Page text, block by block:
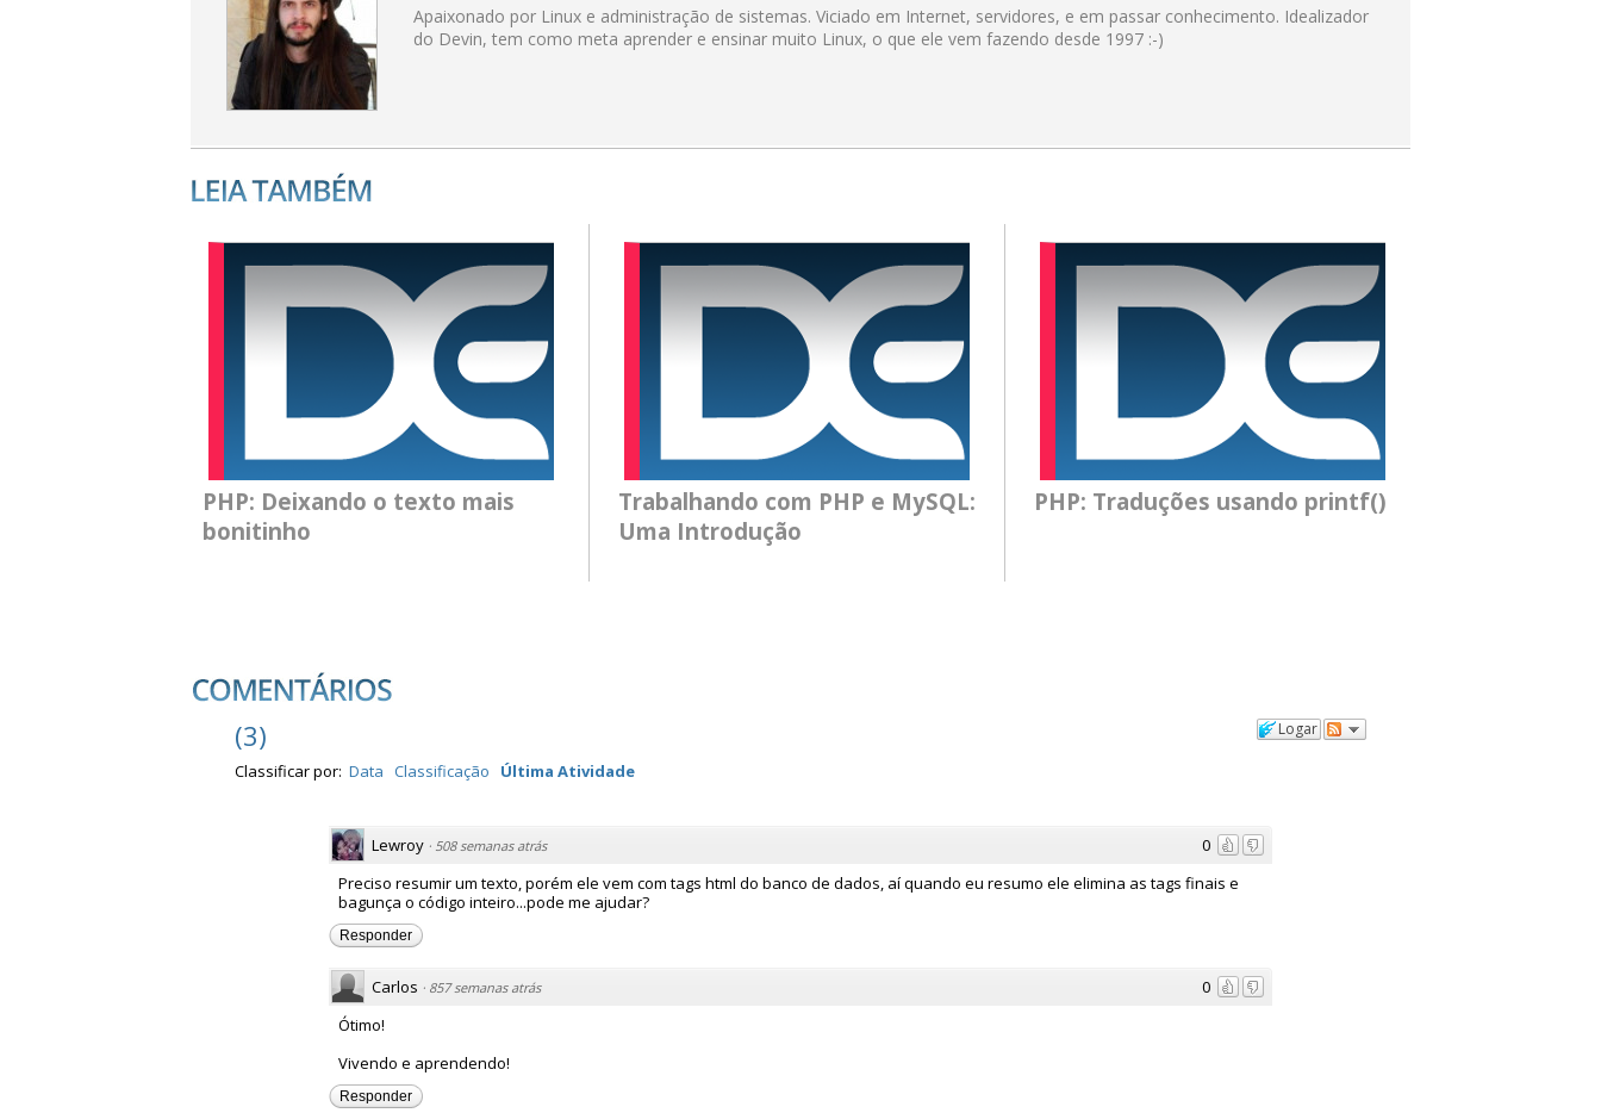
Apaixonado por Linux e administração de sistemas. Viciado em Internet, servidores, e em passar conhecimento. Idealizador
do Devin, tem como meta aprender e ensinar muito Linux, o que ele vem fazendo desde 1997 :-)
PHP: Deixando o texto mais
bonitinho
Trabalhando com PHP e MySQL:
Uma Introdução
PHP: Traduções usando printf()
Logar
(3)
Classificar por: Data Classificação Última Atividade
0
Lewroy · 508 semanas atrás
Preciso resumir um texto, porém ele vem com tags html do banco de dados, aí quando eu resumo ele elimina as tags finais e
bagunça o código inteiro...pode me ajudar?
Responder
0
Carlos · 857 semanas atrás
Ótimo!
Vivendo e aprendendo!
Responder